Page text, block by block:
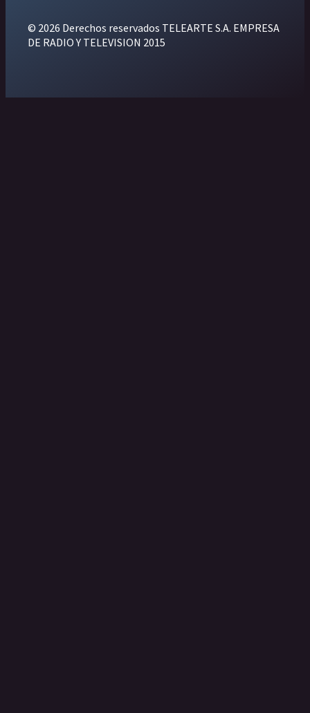
© 2026 Derechos reservados TELEARTE S.A. EMPRESA
DE RADIO Y TELEVISION 2015